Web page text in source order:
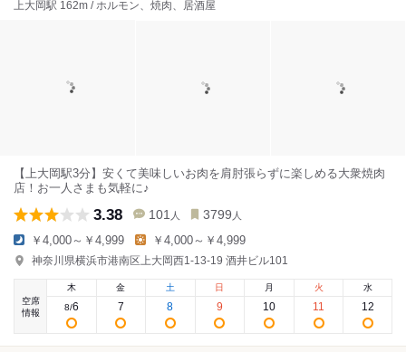
上大岡駅 162m / ホルモン、焼肉、居酒屋
【上大岡駅3分】安くて美味しいお肉を肩肘張らずに楽しめる大衆焼肉
店！お一人さまも気軽に♪
3.38 101 人 3799 人
￥4,000～￥4,999 ￥4,000～￥4,999
神奈川県横浜市港南区上大岡西1-13-19 酒井ビル101
空席
情報
木
8/6
金
7
土
8
日
9
月
10
火
11
水
12